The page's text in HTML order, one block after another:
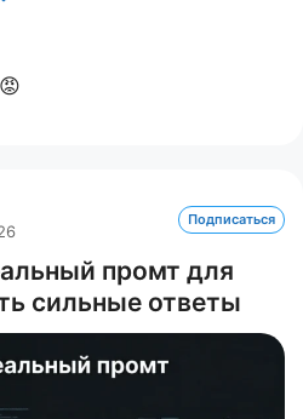
😡
Подписаться
промт для
сильные ответы